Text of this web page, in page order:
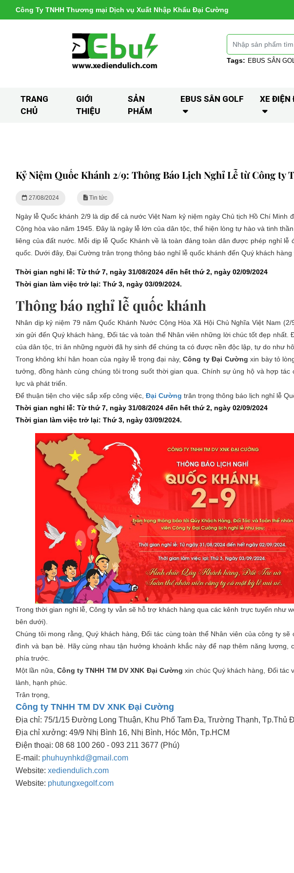
Công Ty TNHH Thương mại Dịch vụ Xuất Nhập Khẩu Đại Cường
Tags: EBUS SÂN
TRANG
CHỦ
GIỚI
THIỆU
SẢN
PHẨM
EBUS SÂN GOLF XE ĐIỆN
Kỷ Niệm Quốc Khánh 2/9: Thông Báo Lịch Nghỉ Lễ từ Công
27/08/2024 Tin tức
Ngày lễ Quốc khánh 2/9 là dịp để cả nước Việt Nam kỷ niệm ngày Chủ tịch Hồ Chí
Cộng hòa vào năm 1945. Đây là ngày lễ lớn của dân tộc, thể hiện lòng tự hào và tinh
liêng của đất nước. Mỗi dịp lễ Quốc Khánh về là toàn đảng toàn dân được phép nghỉ
quốc. Dưới đây, Đại Cường trân trọng thông báo nghỉ lễ quốc khánh đến Quý khách
Thời gian nghỉ lễ: Từ thứ 7, ngày 31/08/2024 đến hết thứ 2, ngày 02/09/2024
Thời gian làm việc trở lại: Thứ 3, ngày 03/09/2024.
Thông báo nghỉ lễ quốc khánh
Nhân dịp kỷ niệm 79 năm Quốc Khánh Nước Cộng Hòa Xã Hội Chủ Nghĩa Việt Nam (2/
xin gửi đến Quý khách hàng, Đối tác và toàn thể Nhân viên những lời chúc tốt đẹp
của dân tộc, tri ân những người đã hy sinh để chúng ta có được nền độc lập, tự do như
Trong không khí hân hoan của ngày lễ trọng đại này,Công ty Đại Cường xin bày tỏ
tưởng, đồng hành cùng chúng tôi trong suốt thời gian qua. Chính sự ủng hộ và hợp
lực và phát triển.
Để thuận tiện cho việc sắp xếp công việc, Đại Cường trân trọng thông báo lịch nghỉ lễ
Thời gian nghỉ lễ: Từ thứ 7, ngày 31/08/2024 đến hết thứ 2, ngày 02/09/2024
Thời gian làm việc trở lại: Thứ 3, ngày 03/09/2024.
Trong thời gian nghỉ lễ, Công ty vẫn sẽ hỗ trợ khách hàng qua các kênh trực tuyến như
bên dưới).
Chúng tôi mong rằng, Quý khách hàng, Đối tác cùng toàn thể Nhân viên của công ty
đình và bạn bè. Hãy cùng nhau tận hưởng khoảnh khắc này để nạp thêm năng
phía trước.
Một lần nữa, Công ty TNHH TM DV XNK Đại Cường xin chúc Quý khách hàng, Đối tác
lành, hạnh phúc.
Trân trọng,
Công ty TNHH TM DV XNK Đại Cường
Địa chỉ: 75/1/15 Đường Long Thuận, Khu Phố Tam Đa, Trường Thạnh, Tp.Thủ
Địa chỉ xưởng: 49/9 Nhị Bình 16, Nhị Bình, Hóc Môn, Tp.HCM
Điện thoại: 08 68 100 260 - 093 211 3677 (Phú)
E-mail: phuhuynhkd@gmail.com
Website: xediendulich.com
Website: phutungxegolf.com